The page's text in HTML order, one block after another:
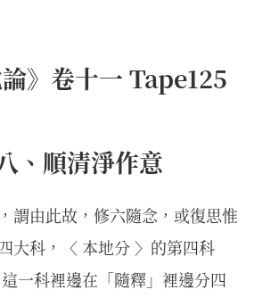
論》卷十一 Tape125
、順清淨作意
謂由此故，修六隨念，或復思惟
大科，〈 本地分 〉的第四科
這一科裡邊在「隨釋」裡邊分四